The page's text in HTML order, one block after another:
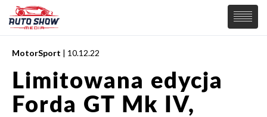
PREMIERY
SAMOCHODY
Wiadomości
MOTORSPORT
MotorSport | 10.12.22
Limitowana edycja
Forda GT Mk IV,